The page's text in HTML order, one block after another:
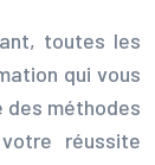
toutes les
qui vous
des méthodes
réussite